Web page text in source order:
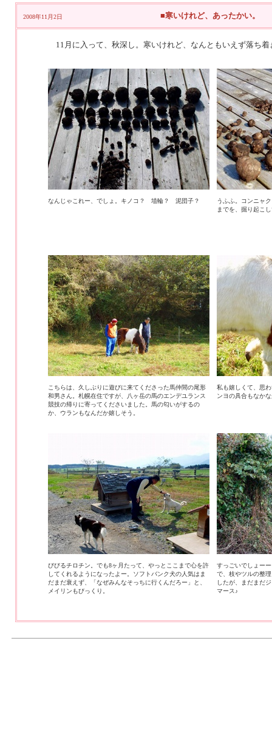
2008年11月2日 ■寒いけれど、あったかい。
11月に入って、秋深し。寒いけれど、なんともいえず落ち着
なんじゃこれー、でしょ。キノコ？ 埴輪？ 泥団子？
うふふ。コンニャ
までを、掘り起こ
こちらは、久しぶりに遊びに来てくださった馬仲間の尾形
和男さん。札幌在住ですが、八ヶ岳の馬のエンデユランス
競技の帰りに寄ってくださいました。馬の匂いがするの
か、ウランもなんだか嬉しそう。
私も嬉しくて、思
ンヨの具合もなか
びびるチロチン。でも8ヶ月たって、やっとここまで心を許
してくれるようになったよー。ソフトバンク犬の人気はま
だまだ衰えず、「なぜみんなそっちに行くんだろー」と、
メイリンもびっくり。
すっごいでしょー
で、枝やツルの整
したが、まだまだ
マース♪